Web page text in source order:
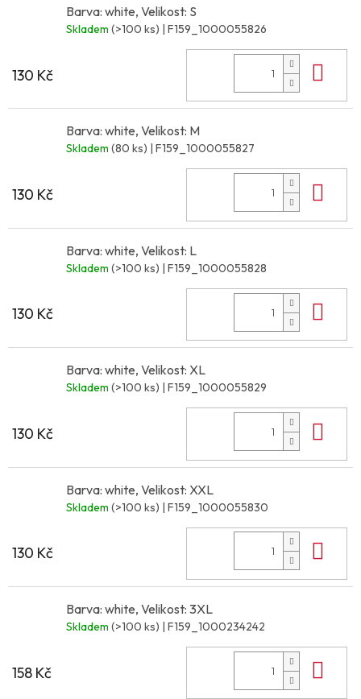
Barva: white, Velikost: S
Skladem (>100 ks) | F159_1000055826
130 Kč
Barva: white, Velikost: M
Skladem (80 ks) | F159_1000055827
130 Kč
Barva: white, Velikost: L
Skladem (>100 ks) | F159_1000055828
130 Kč
Barva: white, Velikost: XL
Skladem (>100 ks) | F159_1000055829
130 Kč
Barva: white, Velikost: XXL
Skladem (>100 ks) | F159_1000055830
130 Kč
Barva: white, Velikost: 3XL
Skladem (>100 ks) | F159_1000234242
158 Kč